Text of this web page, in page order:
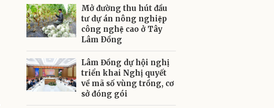
Mở đường thu hút đầu
tư dự án nông nghiệp
công nghệ cao ở Tây
Lâm Ðồng
Lâm Đồng dự hội nghị
triển khai Nghị quyết
về mã số vùng trồng, cơ
sở đóng gói